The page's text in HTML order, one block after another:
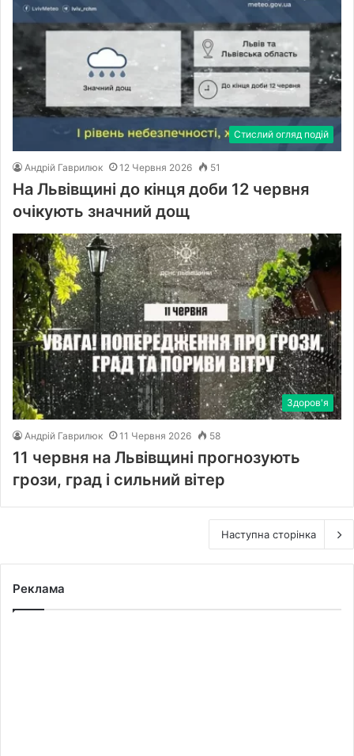
Стислий огляд подій
Андрій Гаврилюк 12 Червня 2026 51
На Львівщині до кінця доби 12 червня
очікують значний дощ
Здоров'я
Андрій Гаврилюк 11 Червня 2026 58
11 червня на Львівщині прогнозують
грози, град і сильний вітер
Наступна сторінка
Реклама